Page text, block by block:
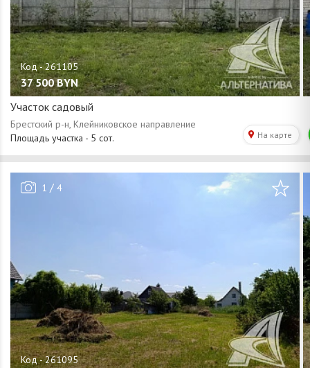
37 500 BYN
Участок садовый
1 / 4